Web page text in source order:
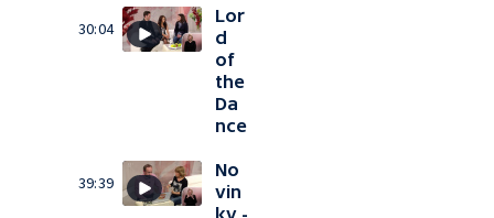
30:04
Lor
d
of
the
Da
nce
39:39
No
vin
ky -